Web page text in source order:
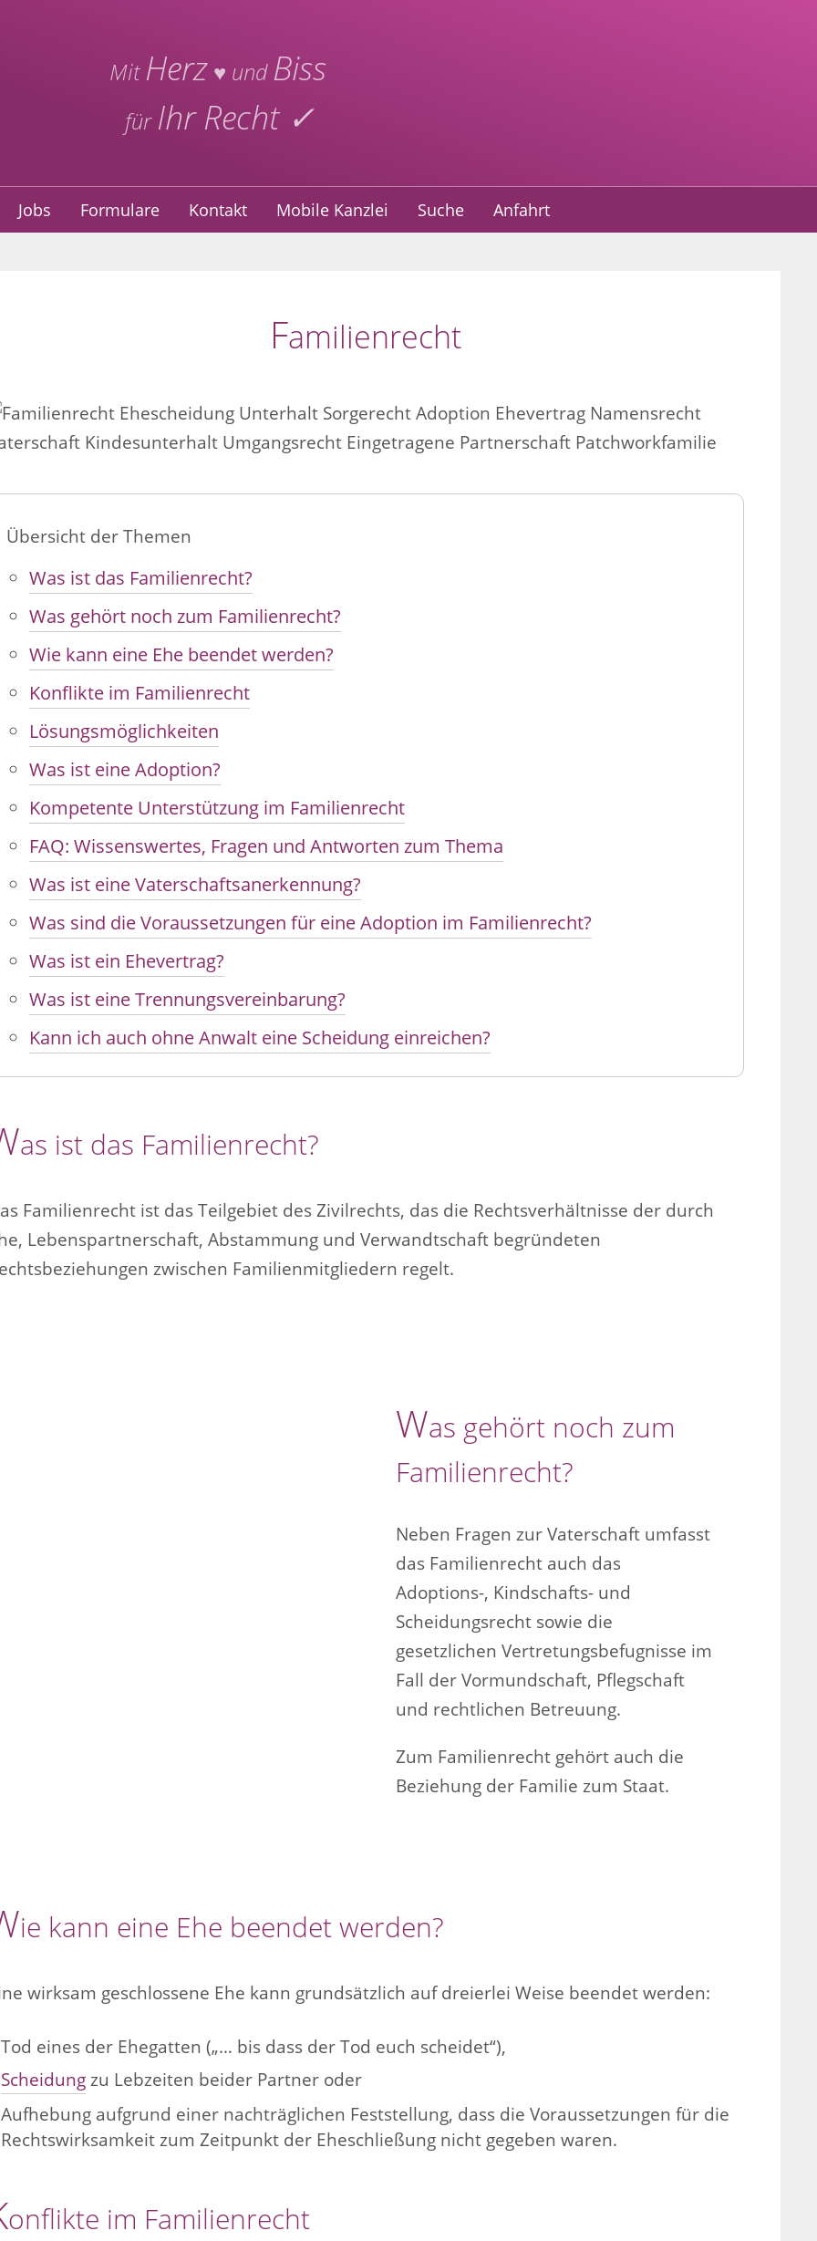
Mit Herz♥ und Biss
für Ihr Recht ✓
Jobs Formulare Kontakt Mobile Kanzlei Suche Anfahrt
Familienrecht
Übersicht der Themen
Was ist das Familienrecht?
Was gehört noch zum Familienrecht?
Wie kann eine Ehe beendet werden?
Konflikte im Familienrecht
Lösungsmöglichkeiten
Was ist eine Adoption?
Kompetente Unterstützung im Familienrecht
FAQ: Wissenswertes, Fragen und Antworten zum Thema
Was ist eine Vaterschaftsanerkennung?
Was sind die Voraussetzungen für eine Adoption im Familienrecht?
Was ist ein Ehevertrag?
Was ist eine Trennungsvereinbarung?
Kann ich auch ohne Anwalt eine Scheidung einreichen?
as ist das Familienrecht?
Familienrecht ist das Teilgebiet des Zivilrechts, das die Rechtsverhältnisse der durch
Lebenspartnerschaft, Abstammung und Verwandtschaft begründeten
zwischen Familienmitgliedern regelt.
Was gehört noch zum
Familienrecht?
Neben Fragen zur Vaterschaft umfasst
das Familienrecht auch das
Adoptions-, Kindschafts- und
Scheidungsrecht sowie die
gesetzlichen Vertretungsbefugnisse im
Fall der Vormundschaft, Pflegschaft
und rechtlichen Betreuung.
Zum Familienrecht gehört auch die
Beziehung der Familie zum Staat.
ie kann eine Ehe beendet werden?
wirksam geschlossene Ehe kann grundsätzlich auf dreierlei Weise beendet werden:
Tod eines der Ehegatten („… bis dass der Tod euch scheidet“),
Scheidungzu Lebzeiten beider Partner oder
Aufhebung aufgrund einer nachträglichen Feststellung, dass die Voraussetzungen für die
Rechtswirksamkeit zum Zeitpunkt der Eheschließung nicht gegeben waren.
onflikte im Familienrecht